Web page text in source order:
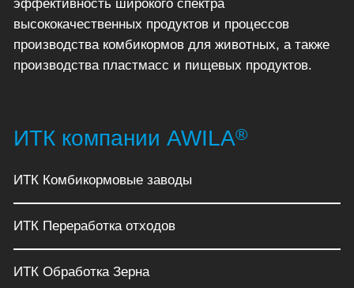
эффективность широкого спектра
высококачественных продуктов и процессов
производства комбикормов для животных, а также
производства пластмасс и пищевых продуктов.
ИТК компании AWILA®
ИТК Комбикормовые заводы
ИТК Переработка отходов
ИТК Обработка Зерна